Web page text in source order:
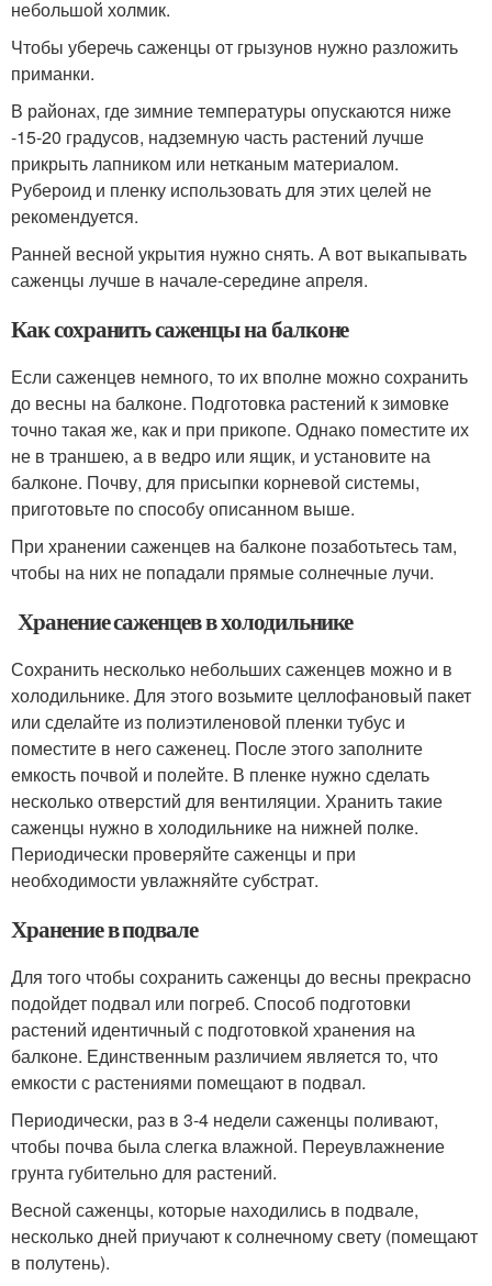
небольшой холмик.
Чтобы уберечь саженцы от грызунов нужно разложить
приманки.
В районах, где зимние температуры опускаются ниже
-15-20 градусов, надземную часть растений лучше
прикрыть лапником или нетканым материалом.
Рубероид и пленку использовать для этих целей не
рекомендуется.
Ранней весной укрытия нужно снять. А вот выкапывать
саженцы лучше в начале-середине апреля.
Как сохранить саженцы на балконе
Если саженцев немного, то их вполне можно сохранить
до весны на балконе. Подготовка растений к зимовке
точно такая же, как и при прикопе. Однако поместите их
не в траншею, а в ведро или ящик, и установите на
балконе. Почву, для присыпки корневой системы,
приготовьте по способу описанном выше.
При хранении саженцев на балконе позаботьтесь там,
чтобы на них не попадали прямые солнечные лучи.
Хранение саженцев в холодильнике
Сохранить несколько небольших саженцев можно и в
холодильнике. Для этого возьмите целлофановый пакет
или сделайте из полиэтиленовой пленки тубус и
поместите в него саженец. После этого заполните
емкость почвой и полейте. В пленке нужно сделать
несколько отверстий для вентиляции. Хранить такие
саженцы нужно в холодильнике на нижней полке.
Периодически проверяйте саженцы и при
необходимости увлажняйте субстрат.
Хранение в подвале
Для того чтобы сохранить саженцы до весны прекрасно
подойдет подвал или погреб. Способ подготовки
растений идентичный с подготовкой хранения на
балконе. Единственным различием является то, что
емкости с растениями помещают в подвал.
Периодически, раз в 3-4 недели саженцы поливают,
чтобы почва была слегка влажной. Переувлажнение
грунта губительно для растений.
Весной саженцы, которые находились в подвале,
несколько дней приучают к солнечному свету (помещают
в полутень).